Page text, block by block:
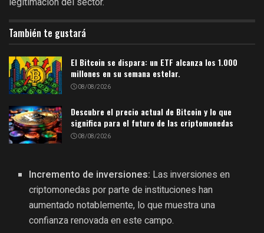
También te gustará
El Bitcoin se dispara: un ETF alcanza los 1.000
millones en su semana estelar.
08/08/2026
Descubre el precio actual de Bitcoin y lo que
significa para el futuro de las criptomonedas
08/08/2026
Incremento de inversiones: Las inversiones en
criptomonedas por parte de instituciones han
aumentado notablemente, lo que muestra una
confianza renovada en este campo.